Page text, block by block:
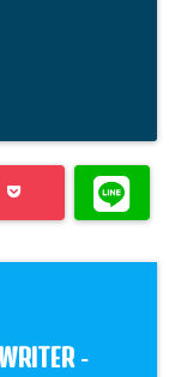
-